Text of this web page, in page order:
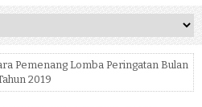
Pemenang Lomba Peringatan Bulan
2019